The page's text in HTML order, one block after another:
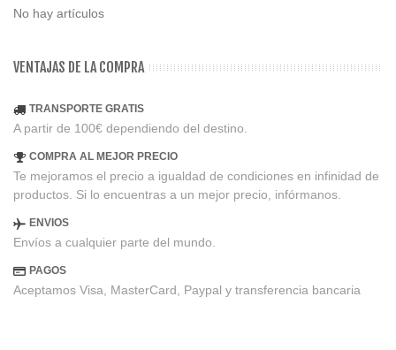
No hay artículos
VENTAJAS DE LA COMPRA
TRANSPORTE GRATIS
A partir de 100€ dependiendo del destino.
COMPRA AL MEJOR PRECIO
Te mejoramos el precio a igualdad de condiciones en infinidad de
productos. Si lo encuentras a un mejor precio, infórmanos.
ENVIOS
Envíos a cualquier parte del mundo.
PAGOS
Aceptamos Visa, MasterCard, Paypal y transferencia bancaria